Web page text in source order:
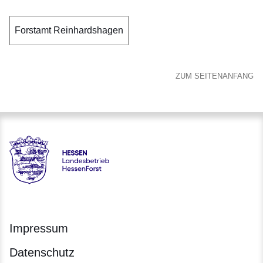
Forstamt Reinhardshagen
ZUM SEITENANFANG
Hessen - Landesbetrieb HessenForst
Impressum
Datenschutz